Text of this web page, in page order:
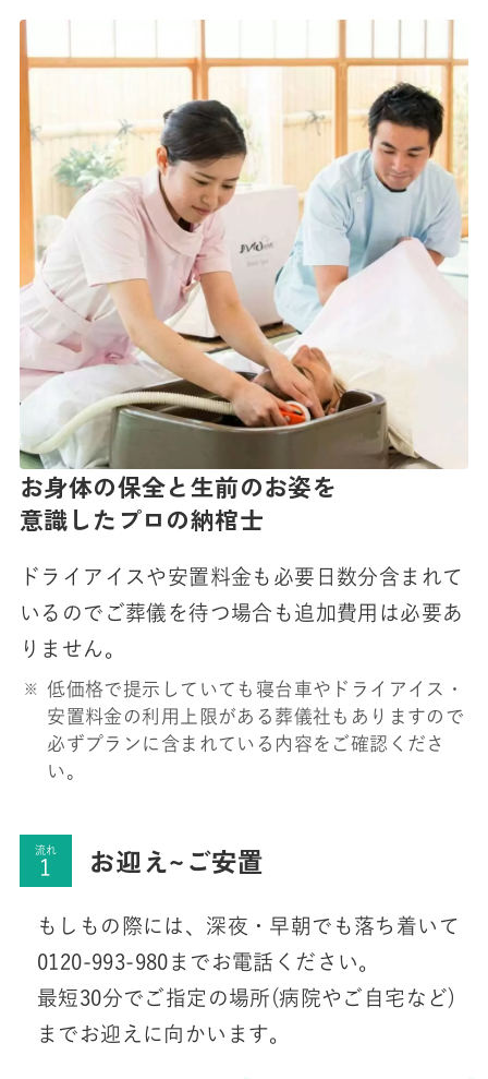
お身体の保全と生前のお姿を
意識したプロの納棺士
ドライアイスや安置料金も必要日数分含まれて
いるのでご葬儀を待つ場合も追加費用は必要あ
りません。
低価格で提示していても寝台車やドライアイス・
安置料金の利用上限がある葬儀社もありますので
必ずプランに含まれている内容をご確認くださ
い。
流れ お迎え~ご安置
もしもの際には、深夜・早朝でも落ち着いて
0120-993-980までお電話ください。
最短30分でご指定の場所(病院やご自宅など)
までお迎えに向かいます。